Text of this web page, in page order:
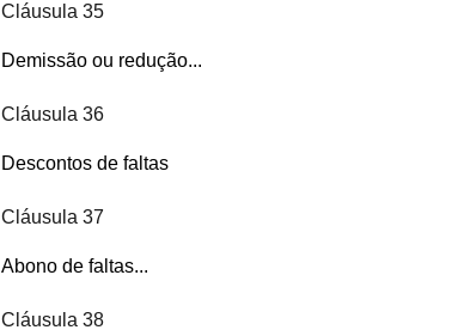
Cláusula 35
Demissão ou redução...
Cláusula 36
Descontos de faltas
Cláusula 37
Abono de faltas...
Cláusula 38